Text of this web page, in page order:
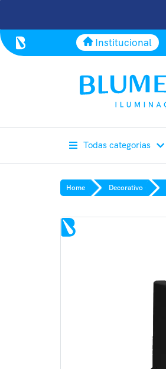
Institucional
Todas categorias
Home Decorativo